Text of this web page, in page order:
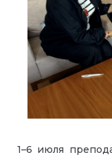
1–6 июля